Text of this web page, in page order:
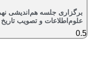
برگزاری جلسه هم‌اندیشی
علوم‌اطلاعات و تصویب تاریخ